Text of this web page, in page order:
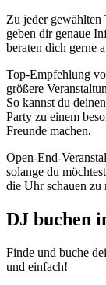
Zu jeder
geben dir genaue
beraten dich gerne
Top-Empfehlung
größere
So kannst du
Party zu einem
Freunde machen.
Open-End-
solange du
die Uhr schauen zu
DJ buchen
Finde und buche
und einfach!